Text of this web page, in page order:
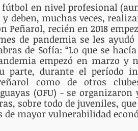
en nivel profesional
deben, muchas veces,
Peñarol, recién en 2018
de pandemia se les ayudó
de Sofía: “Lo que se
empezó en marzo y
parte, durante el período
como de otros
(OFU) - se
sobre todo de juveniles,
de mayor vulnerabilidad